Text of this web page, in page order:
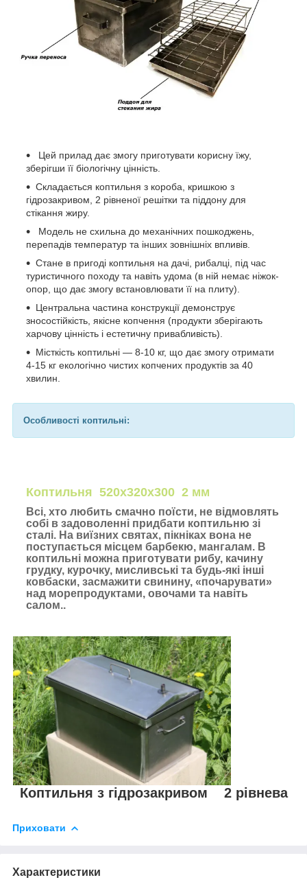
Коптильня з гідрозакривом 2 рівнева
Коптильня 520х320х300 2 мм
Всі, хто любить смачно поїсти, не відмовлять
собі в задоволенні придбати коптильню зі
сталі. На виїзних святах, пікніках вона не
поступається місцем барбекю, мангалам. В
коптильні можна приготувати рибу, качину
грудку, курочку, мисливські та будь-які інші
ковбаски, засмажити свинину, «почарувати»
над морепродуктами, овочами та навіть
салом..
Особливості коптильні:
Цей прилад дає змогу приготувати корисну їжу,
зберігши її біологічну цінність.
Складається коптильня з короба, кришкою з
гідрозакривом, 2 рівненої решітки та піддону для
стікання жиру.
Модель не схильна до механічних пошкоджень,
перепадів температур та інших зовнішніх впливів.
Стане в пригоді коптильня на дачі, рибалці, під час
туристичного походу та навіть удома (в ній немає ніжок-
опор, що дає змогу встановлювати її на плиту).
Центральна частина конструкції демонструє
зносостійкість, якісне копчення (продукти зберігають
харчову цінність і естетичну привабливість).
Місткість коптильні — 8-10 кг, що дає змогу отримати
4-15 кг екологічно чистих копчених продуктів за 40
хвилин.
Приховати
Характеристики